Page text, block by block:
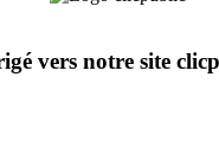
vers notre site